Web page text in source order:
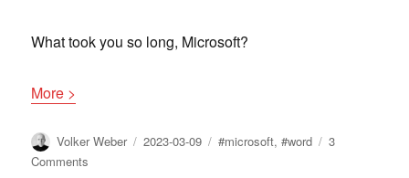
What took you so long, Microsoft?
More >
Author
Volker Weber
Posted
2023-03-09 Tags
#microsoft,#word
3
Comments